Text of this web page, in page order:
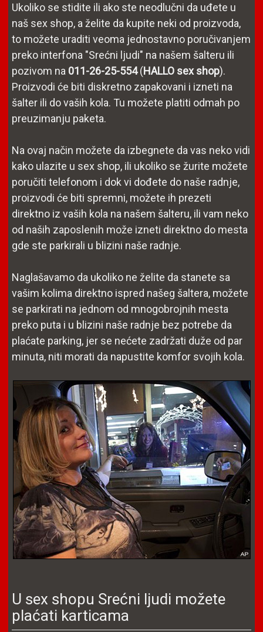
Ukoliko se stidite ili ako ste neodlučni da uđete u
naš sex shop, a želite da kupite neki od proizvoda,
to možete uraditi veoma jednostavno poručivanjem
preko interfona "Srećni ljudi" na našem šalteru ili
pozivom na 011-26-25-554(HALLO sex shop).
Proizvodi će biti diskretno zapakovani i izneti na
šalter ili do vaših kola. Tu možete platiti odmah po
preuzimanju paketa.
Na ovaj način možete da izbegnete da vas neko vidi
kako ulazite u sex shop, ili ukoliko se žurite možete
poručiti telefonom i dok vi dođete do naše radnje,
proizvodi će biti spremni, možete ih prezeti
direktno iz vaših kola na našem šalteru, ili vam neko
od naših zaposlenih može izneti direktno do mesta
gde ste parkirali u blizini naše radnje.
Naglašavamo da ukoliko ne želite da stanete sa
vašim kolima direktno ispred našeg šaltera, možete
se parkirati na jednom od mnogobrojnih mesta
preko puta i u blizini naše radnje bez potrebe da
plaćate parking, jer se nećete zadržati duže od par
minuta, niti morati da napustite komfor svojih kola.
U sex shopu Srećni ljudi možete
plaćati karticama